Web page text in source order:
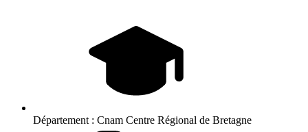
Département : Cnam Centre Régional de Bretagne